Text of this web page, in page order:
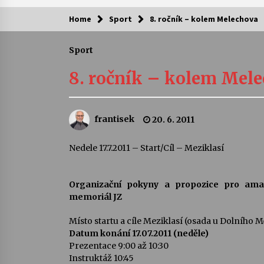
Kam za kulturou?
Camerata a Sukuba Ensemble
4. 8. 2026
Pozvánka na integrační festival
Quijotova šedesátka: 28. 7.–1. 8.
28. 7. 2026
Miller
Za kulturou kousek za Humpolec. V
Želivě ožije odkaz Josefa Čapka
13. 7. 2026
Home Sport 8. ročník – kolem Melechova
Sport
8. ročník – kolem
frantisek 20. 6. 2011
Nedele 17.7.2011 – Start/Cíl – Meziklasí
Organizační pokyny a propozice pro
memoriál JZ
Místo startu a cíle Meziklasí (osada u Dolního
Datum konání 17.07.2011 (neděle)
Prezentace 9:00 až 10:30
Instruktáž 10:45